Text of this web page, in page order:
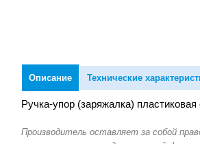
Описание Технические
Ручка-упор (заряжалка)